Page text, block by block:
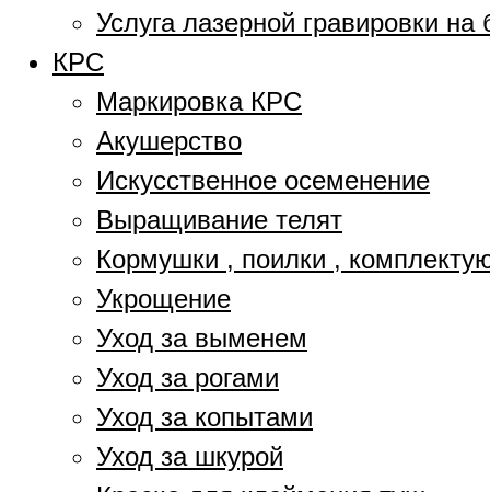
Услуга лазерной гравировки на
КРС
Маркировка КРС
Акушерство
Искусственное осеменение
Выращивание телят
Кормушки , поилки ,
Укрощение
Уход за выменем
Уход за рогами
Уход за копытами
Уход за шкурой